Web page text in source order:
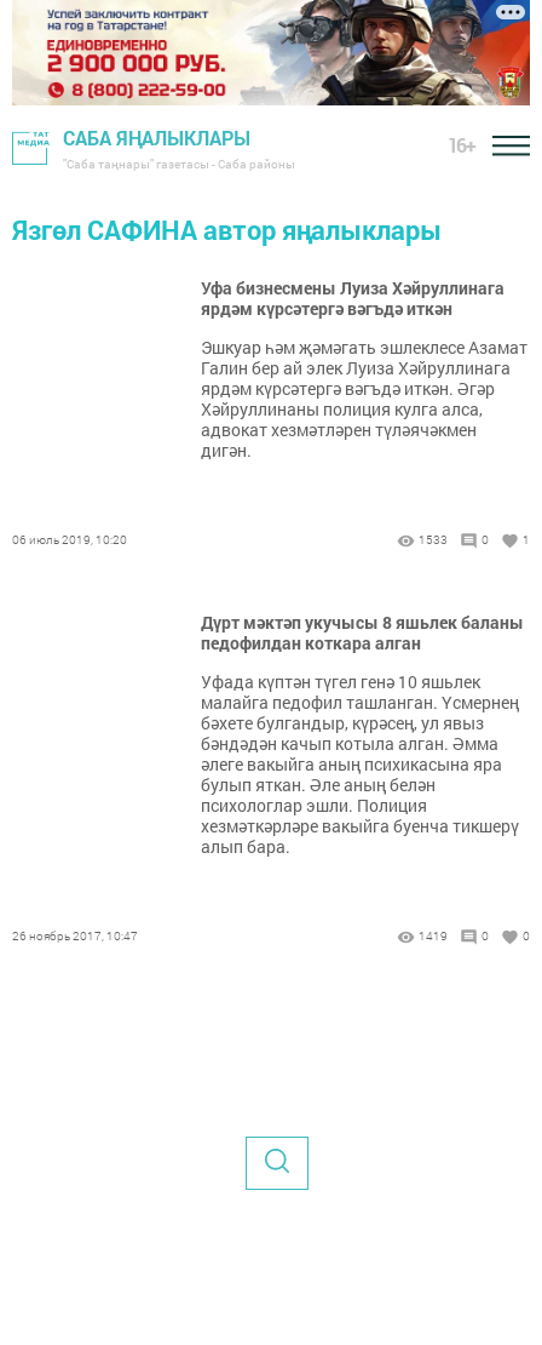
САБА ЯҢАЛЫКЛАРЫ
"Саба таңнары" газетасы - Саба районы
16+
Язгөл САФИНА автор яңалыклары
Уфа бизнесмены Луиза Хәйруллинага
ярдәм күрсәтергә вәгъдә иткән
Эшкуар һәм җәмәгать эшлеклесе Азамат
Галин бер ай элек Луиза Хәйруллинага
ярдәм күрсәтергә вәгъдә иткән. Әгәр
Хәйруллинаны полиция кулга алса,
адвокат хезмәтләрен түләячәкмен
дигән.
06 июль 2019, 10:20 1533 0 1
Дүрт мәктәп укучысы 8 яшьлек баланы
педофилдан коткара алган
Уфада күптән түгел генә 10 яшьлек
малайга педофил ташланган. Үсмернең
бәхете булгандыр, күрәсең, ул явыз
бәндәдән качып котыла алган. Әмма
әлеге вакыйга аның психикасына яра
булып яткан. Әле аның белән
психологлар эшли. Полиция
хезмәткәрләре вакыйга буенча тикшерү
алып бара.
26 ноябрь 2017, 10:47 1419 0 0